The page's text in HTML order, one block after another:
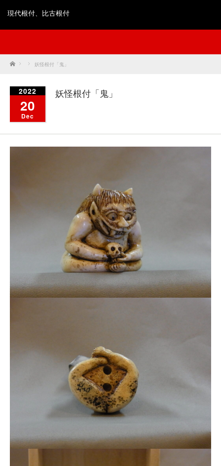
現代根付、比古根付
Home 妖怪根付「鬼」
2022
20
Dec
妖怪根付「鬼」